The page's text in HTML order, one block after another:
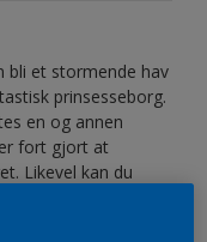
bli et stormende hav
prinsesseborg.
en og annen
fort gjort at
Likevel kan du